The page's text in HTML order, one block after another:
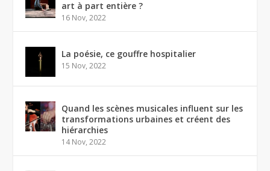
art à part entière ?
16 Nov, 2022
La poésie, ce gouffre hospitalier
15 Nov, 2022
Quand les scènes musicales influent sur les
transformations urbaines et créent des
hiérarchies
14 Nov, 2022